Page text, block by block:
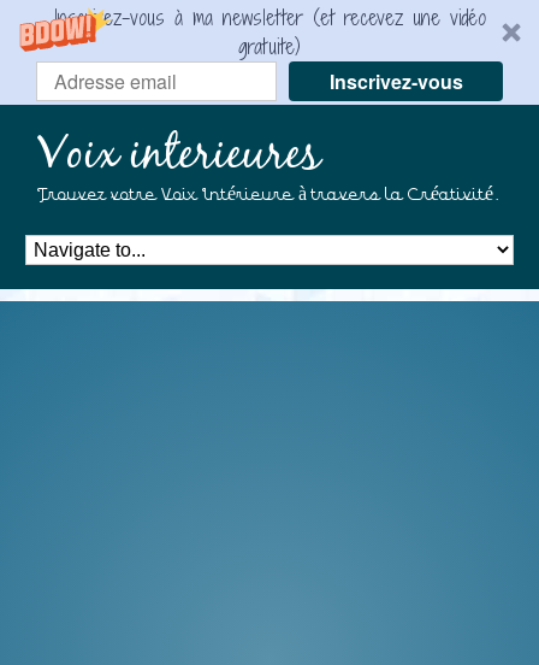
Inscrivez-vous à ma newsletter (et recevez une vidéo
gratuite)
Inscrivez-vous
Voix interieures
Trouvez votre Voix Intérieure à travers la Créativité.